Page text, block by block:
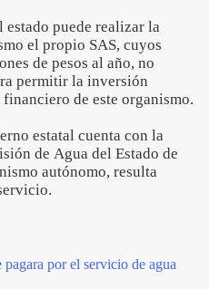
estado puede realizar la
el propio SAS, cuyos
de pesos al año, no
permitir la inversión
de este organismo.
estatal cuenta con la
de Agua del Estado de
autónomo, resulta
por el servicio de agua